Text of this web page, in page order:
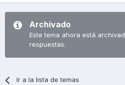
Archivado
Este tema ahora está
respuestas.
Ir a la lista de temas